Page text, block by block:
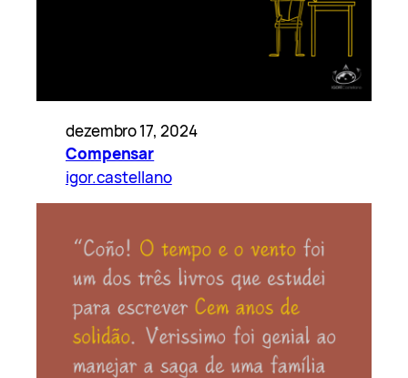
dezembro 17, 2024
Compensar
igor.castellano